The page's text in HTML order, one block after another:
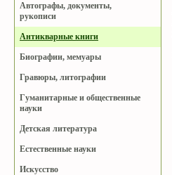
Автографы, документы,
рукописи
Антикварные книги
Биографии, мемуары
Гравюры, литографии
Гуманитарные и общественные
науки
Детская литература
Естественные науки
Искусство